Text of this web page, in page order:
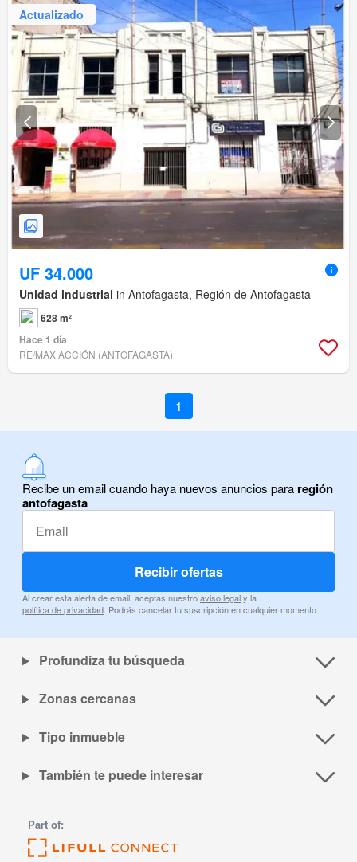
Actualizado
UF 34.000
Unidad industrial in Antofagasta, Región de Antofagasta
628 m²
Hace 1 día
RE/MAX ACCIÓN (ANTOFAGASTA)
1
Recibe un email cuando haya nuevos anuncios para región
antofagasta
Recibir ofertas
Al crear esta alerta de email, aceptas nuestroaviso legaly la
política de privacidad. Podrás cancelar tu suscripción en cualquier momento.
Profundiza tu búsqueda
Zonas cercanas
Tipo inmueble
También te puede interesar
Part of: